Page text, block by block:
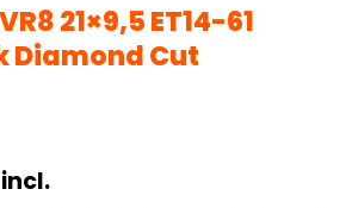
21×9,5 ET14-61
Diamond Cut